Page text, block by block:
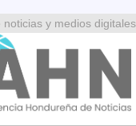
noticias y medios digitales